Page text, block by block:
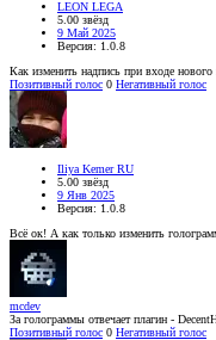
LEON LEGA
5.00 звёзд
9 Май 2025
Версия: 1.0.8
Как изменить надпись при входе
Позитивный голос 0 Негативный голос
Iliya Kemer RU
5.00 звёзд
9 Янв 2025
Версия: 1.0.8
Всё ок! А как только изменить
mcdev
За голограммы отвечает плагин -
Позитивный голос 0 Негативный голос